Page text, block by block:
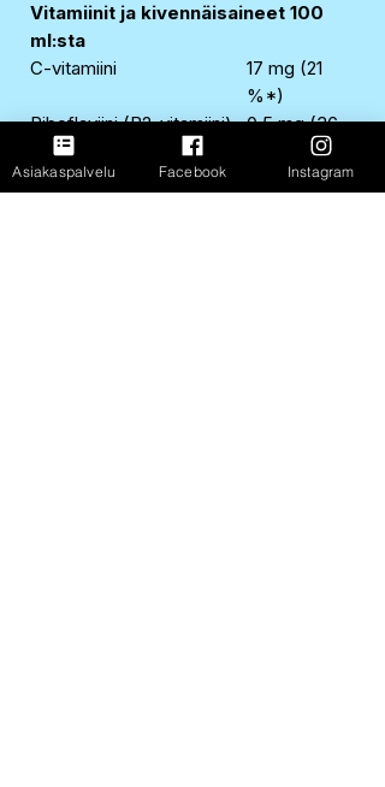
Vitamiinit ja kivennäisaineet 100
ml:sta
C-vitamiini
17 mg (21
%*)
Riboflaviini (B2-vitamiini)
0,5 mg (36
Niasiini (B3-vitamiini)
5,6 mg (35
Asiakaspalvelu Facebook Instagram